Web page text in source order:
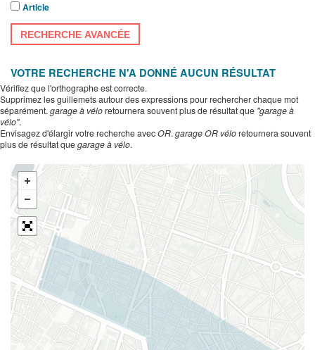
Article
RECHERCHE AVANCÉE
VOTRE RECHERCHE N'A DONNÉ AUCUN RÉSULTAT
Vérifiez que l'orthographe est correcte.
Supprimez les guillemets autour des expressions pour rechercher chaque mot
séparément. garage à véloretournera souvent plus de résultat que "garage à
vélo".
Envisagez d'élargir votre recherche avecOR. garage OR véloretournera souvent
plus de résultat quegarage à vélo.